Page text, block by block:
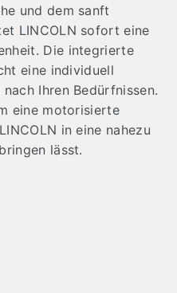
und dem sanft
LINCOLN sofort eine
Die integrierte
eine individuell
Ihren Bedürfnissen.
eine motorisierte
in eine nahezu
lässt.